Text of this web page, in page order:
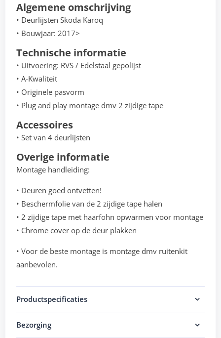
Algemene omschrijving
• Deurlijsten Skoda Karoq
• Bouwjaar: 2017>
Technische informatie
• Uitvoering: RVS / Edelstaal gepolijst
• A-Kwaliteit
• Originele pasvorm
• Plug and play montage dmv 2 zijdige tape
Accessoires
• Set van 4 deurlijsten
Overige informatie
Montage handleiding:
• Deuren goed ontvetten!
• Beschermfolie van de 2 zijdige tape halen
• 2 zijdige tape met haarfohn opwarmen voor montage
• Chrome cover op de deur plakken
• Voor de beste montage is montage dmv ruitenkit
aanbevolen.
Productspecificaties
Bezorging